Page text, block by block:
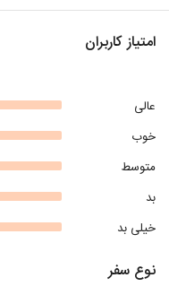
امتیاز کاربران
عالی
خوب
متوسط
بد
خیلی بد
نوع سفر